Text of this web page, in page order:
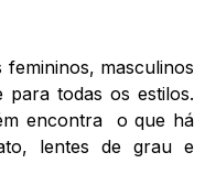
masculinos
para todas os estilos.
encontra o que há
lentes de grau e